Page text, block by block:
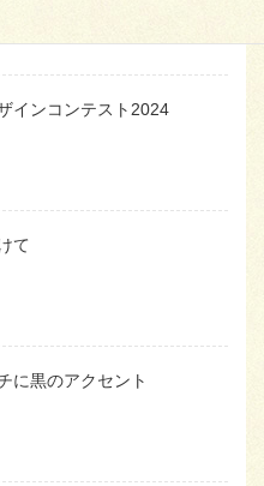
インコンテスト2024
て
に黒のアクセント